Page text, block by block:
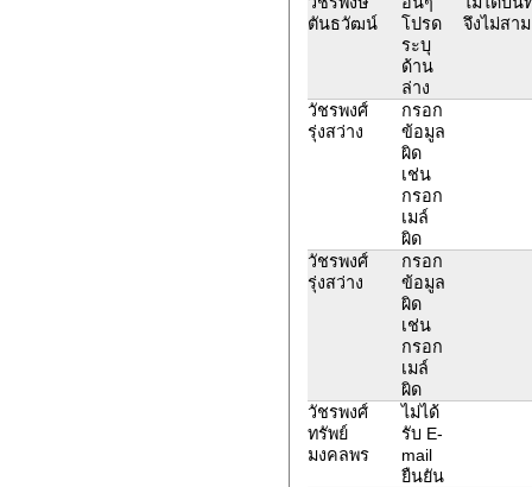
ตันธวัฒน์
โปรด
ระบุ
ด้าน
ล่าง
จึงไม่สา
วัชรพงศ์
รุ่งสว่าง
กรอก
ข้อมูล
ผิด
เช่น
กรอก
เมล์
ผิด
วัชรพงศ์
รุ่งสว่าง
กรอก
ข้อมูล
ผิด
เช่น
กรอก
เมล์
ผิด
วัชรพงศ์
ทรัพย์
มงคลพร
ไม่ได้
รับ E-
mail
ยืนยัน